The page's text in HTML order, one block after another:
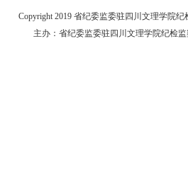
Copyright 2019 省纪委监委驻四川文理学院
主办：省纪委监委驻四川文理学院纪检